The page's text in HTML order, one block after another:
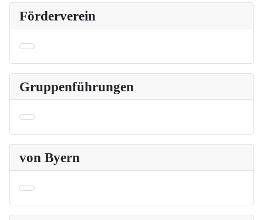
Förderverein
Gruppenführungen
von Byern